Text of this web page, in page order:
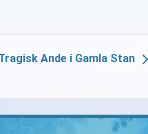
Ande i Gamla Stan